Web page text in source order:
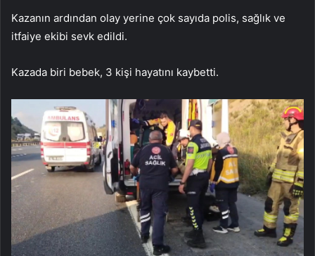
Kazanın ardından olay yerine çok sayıda polis, sağlık ve
itfaiye ekibi sevk edildi.
Kazada biri bebek, 3 kişi hayatını kaybetti.